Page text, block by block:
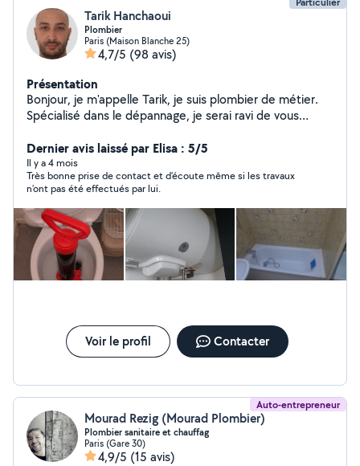
Tarik Hanchaoui
Plombier
Paris (Maison Blanche 25)
4,7/5 (98 avis)
Présentation
Bonjour, je m'appelle Tarik, je suis plombier de métier.
Spécialisé dans le dépannage, je serai ravi de vous
je me déplace rapidement à la demande. N'hésitez pas
à me contacter, devis gratuit.
Dernier avis laissé par Elisa : 5/5
Il y a 4 mois
Très bonne prise de contact et d’écoute même si les travaux
n’ont pas été effectués par lui.
Voir le profil Contacter
Auto-entrepreneur
Mourad Rezig (Mourad Plombier)
Plombier sanitaire et chauffag
Paris (Gare 30)
4,9/5 (15 avis)